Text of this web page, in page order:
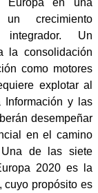
crecimiento
Un
la consolidación
como motores
explotar al
Información y las
desempeñar
en el camino
de las siete
2020 es la
cuyo propósito es